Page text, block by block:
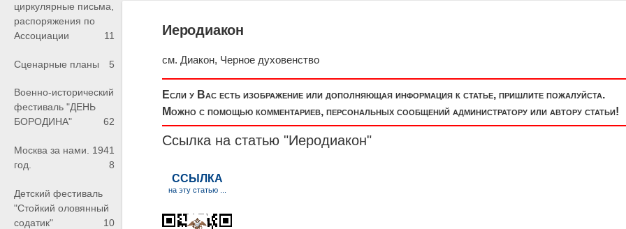
циркулярные письма,
распоряжения по
Ассоциации
11
Сценарные планы 5
Военно-исторический
фестиваль "ДЕНЬ
БОРОДИНА"
62
Москва за нами. 1941
год.
8
Детский фестиваль
"Стойкий оловянный
содатик"
10
Иеродиакон
см. Диакон, Черное духовенство
Если у Вас есть изображение или дополняющая информация к статье, пришлите пожалуйста.
Можно с помощью комментариев, персональных сообщений администратору или автору статьи!
Ссылка на статью "Иеродиакон"